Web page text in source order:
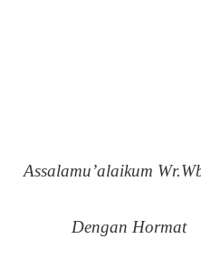
Assalamu’alaikum W
Dengan Hormat